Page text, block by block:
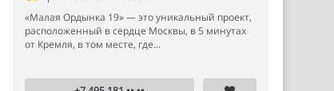
«Малая Ордынка 19» — это уникальный проект,
расположенный в сердце Москвы, в 5 минутах
от Кремля, в том месте, где...